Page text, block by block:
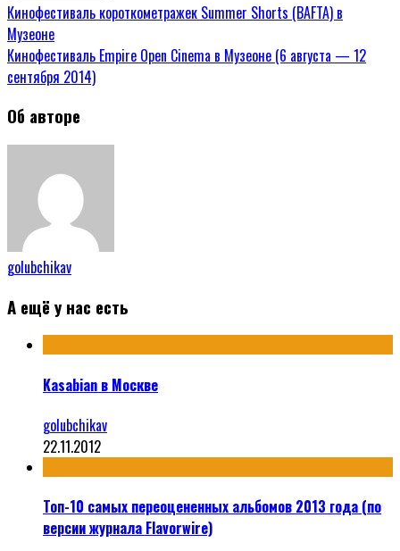
Кинофестиваль короткометражек Summer Shorts (BAFTA) в
Музеоне
Кинофестиваль Empire Open Cinema в Музеоне (6 августа — 12
сентября 2014)
Об авторе
golubchikav
А ещё у нас есть
Kasabian в Москве
golubchikav
22.11.2012
Топ-10 самых переоцененных альбомов 2013 года (по
версии журнала Flavorwire)